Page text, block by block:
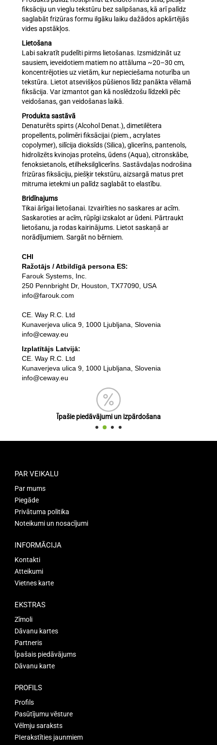
fiksāciju un vieglu tekstūru bez salipšanas, kā arī palīdz
saglabāt frizūras formu ilgāku laiku dažādos apkārtējās
vides apstākļos.
Lietošana
Labi sakratīt pudelīti pirms lietošanas. Izsmidzināt uz
sausiem, ieveidotiem matiem no attāluma ~20–30 cm,
koncentrējoties uz vietām, kur nepieciešama noturība un
tekstūra. Lietot atsevišķos pūšienos līdz panākta vēlamā
fiksācija. Var izmantot gan kā noslēdzošu līdzekli pēc
veidošanas, gan veidošanas laikā.
Produkta sastāvā
Denaturēts spirts (Alcohol Denat.), dimetilētera
propellents, polimēri fiksācijai (piem., acrylates
copolymer), silīcija dioksīds (Silica), glicerīns, pantenols,
hidrolizēts kvinojas proteīns, ūdens (Aqua), citronskābe,
fenoksietanols, etilheksilglicerīns. Sastāvdaļas nodrošina
frizūras fiksāciju, piešķir tekstūru, aizsargā matus pret
mitruma ietekmi un palīdz saglabāt to elastību.
Bridīnajums
Tikai ārīgai lietošanai. Izvairīties no saskares ar acīm.
Saskaroties ar acīm, rūpīgi izskalot ar ūdeni. Pārtraukt
lietošanu, ja rodas kairinājums. Lietot saskaņā ar
norādījumiem. Sargāt no bērniem.
CHI
Ražotājs / Atbildīgā persona ES:
Farouk Systems, Inc.
250 Pennbright Dr, Houston, TX77090, USA
info@farouk.com
CE. Way R.C. Ltd
Kunaverjeva ulica 9, 1000 Ljubljana, Slovenia
info@ceway.eu
Izplatītājs Latvijā:
CE. Way R.C. Ltd
Kunaverjeva ulica 9, 1000 Ljubljana, Slovenia
info@ceway.eu
Īpašie piedāvājumi un izpārdošana
PAR VEIKALU
Par mums
Piegāde
Privātuma politika
Noteikumi un nosacījumi
INFORMĀCIJA
Kontakti
Atteikumi
Vietnes karte
EKSTRAS
Zīmoli
Dāvanu kartes
Partneris
Īpašais piedāvājums
Dāvanu karte
PROFILS
Profils
Pasūtījumu vēsture
Vēlmju saraksts
PIerakstīties jaunmiem